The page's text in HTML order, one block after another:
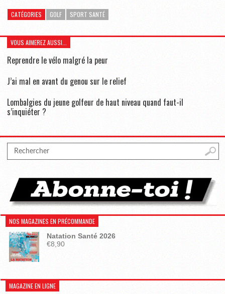
CATÉGORIES GOLF SPORT SANTÉ
VOUS AIMEREZ AUSSI...
Reprendre le vélo malgré la peur
J’ai mal en avant du genou sur le relief
Lombalgies du jeune golfeur de haut niveau quand faut-il
s’inquiéter ?
NOS MAGAZINES EN PRÉCOMMANDE
Natation Santé 2026
€8,90
MAGAZINE EN LIGNE